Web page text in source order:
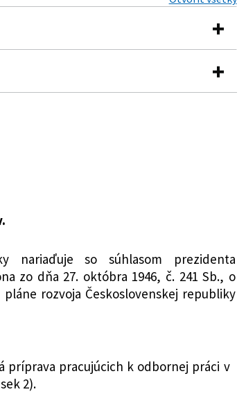
úprave výcviku učňov.
nariaďuje so súhlasom prezidenta
zo dňa 27. októbra 1946, č. 241 Sb., o
rozvoja Československej republiky
príprava pracujúcich k odbornej práci v
2).